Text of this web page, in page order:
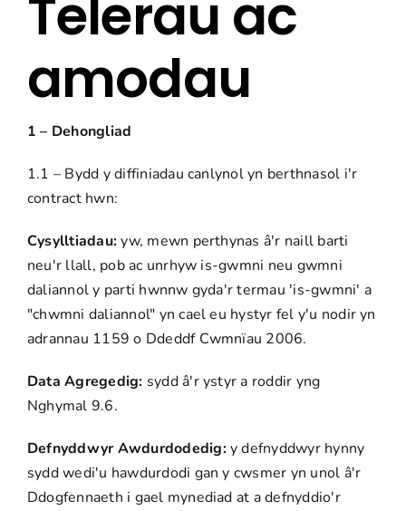
Telerau ac
amodau
1 – Dehongliad
1.1 – Bydd y diffiniadau canlynol yn berthnasol i'r
contract hwn:
Cysylltiadau:yw, mewn perthynas â'r naill barti
neu'r llall, pob ac unrhyw is-gwmni neu gwmni
daliannol y parti hwnnw gyda'r termau 'is-gwmni' a
"chwmni daliannol" yn cael eu hystyr fel y'u nodir yn
adrannau 1159 o Ddeddf Cwmnïau 2006.
Data Agregedig: sydd â'r ystyr a roddir yng
Nghymal 9.6.
Defnyddwyr Awdurdodedig:y defnyddwyr hynny
sydd wedi'u hawdurdodi gan y cwsmer yn unol â'r
Ddogfennaeth i gael mynediad at a defnyddio'r